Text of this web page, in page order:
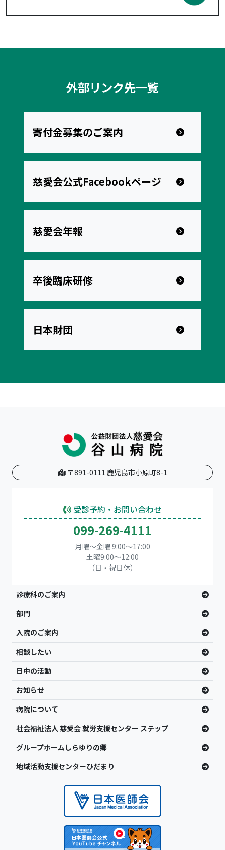
外部リンク先一覧
寄付金募集のご案内
慈愛会公式Facebookページ
慈愛会年報
卒後臨床研修
日本財団
〒891-0111 鹿児島市小原町8-1
受診予約・お問い合わせ
099-269-4111
月曜～金曜 9:00～17:00
土曜9:00〜12:00
（日・祝日休）
診療科のご案内
部門
入院のご案内
相談したい
日中の活動
お知らせ
病院について
社会福祉法人 慈愛会 就労支援センター ステップ
グループホームしらゆりの郷
地域活動支援センターひだまり